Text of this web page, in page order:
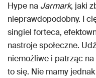
Hype na Jarmark, jaki
nieprawdopodobny. I
singiel forteca,
nastroje społeczne.
niemożliwe i patrząc
to się. Nie mamy